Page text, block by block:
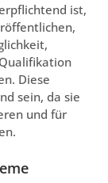
ist,
Diese
sein, da sie
und für